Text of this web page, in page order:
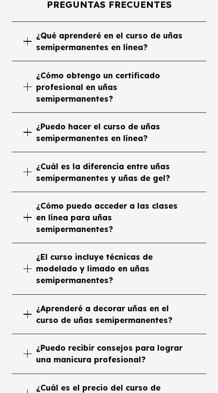
PREGUNTAS FRECUENTES
¿Qué aprenderé en el curso de uñas
semipermanentes en línea?
¿Cómo obtengo un certificado
profesional en uñas
semipermanentes?
¿Puedo hacer el curso de uñas
semipermanentes en línea?
¿Cuál es la diferencia entre uñas
semipermanentes y uñas de gel?
¿Cómo puedo acceder a las clases
en línea para uñas
semipermanentes?
¿El curso incluye técnicas de
modelado y limado en uñas
semipermanentes?
¿Aprenderé a decorar uñas en el
curso de uñas semipermanentes?
¿Puedo recibir consejos para lograr
una manicura profesional?
¿Cuál es el precio del curso de